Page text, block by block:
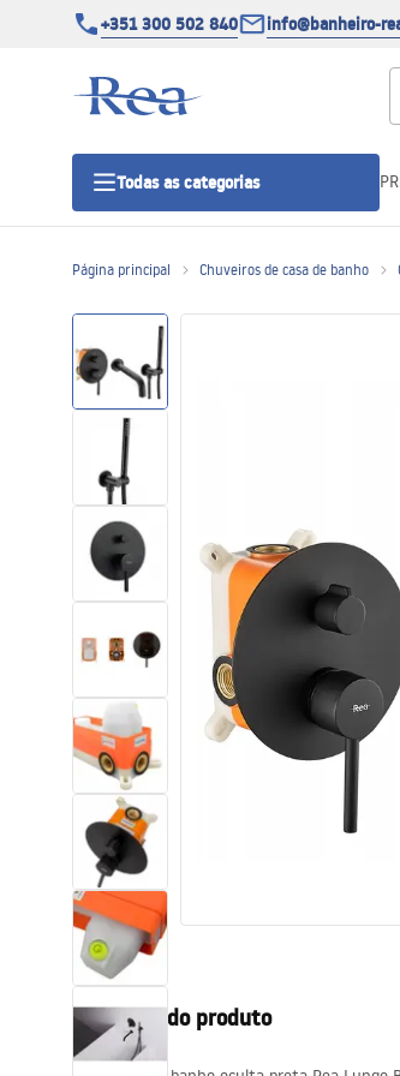
+351 300 502 840 info@banheiro-
Todas as categorias
outras
Portas de duche
Sumidouros de duche
Sanitas, lavatórios
Lava-louças e lavatórios de casa
de banho
Cabinas de duche de casa de
banho
Misturadores de casa de banho
Chuveiros de casa de banho
Cozinha
Acessórios de casa de banho,
Página principal Chuveiros de casa de banho
Descrição do produto